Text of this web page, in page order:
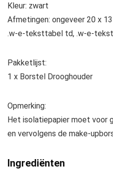
Kleur: zwart
Afmetingen: ongeveer 20 x
.w-e-teksttabel td, .w-e-
Pakketlijst:
1 x Borstel Drooghouder
Opmerking:
Het isolatiepapier moet voor
en vervolgens de make-
Ingrediënten